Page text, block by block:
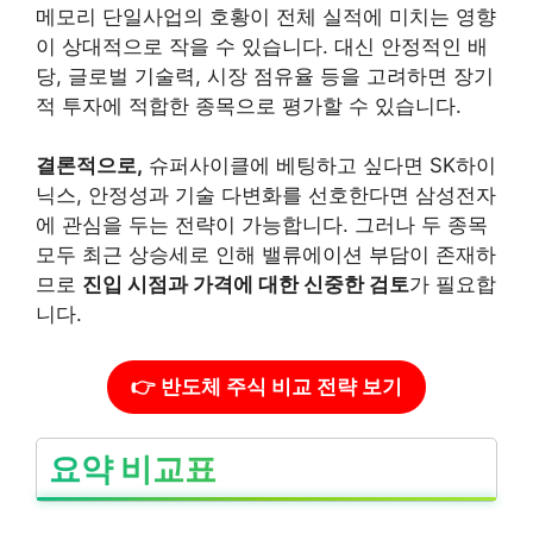
메모리 단일사업의 호황이 전체 실적에 미치는 영향
이 상대적으로 작을 수 있습니다. 대신 안정적인 배
당, 글로벌 기술력, 시장 점유율 등을 고려하면 장기
적 투자에 적합한 종목으로 평가할 수 있습니다.
결론적으로, 슈퍼사이클에 베팅하고 싶다면 SK하이
닉스, 안정성과 기술 다변화를 선호한다면 삼성전자
에 관심을 두는 전략이 가능합니다. 그러나 두 종목
모두 최근 상승세로 인해 밸류에이션 부담이 존재하
므로 진입 시점과 가격에 대한 신중한 검토가 필요합
니다.
👉 반도체 주식 비교 전략 보기
요약 비교표